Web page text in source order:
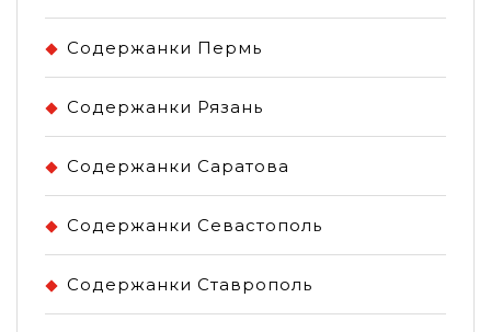
Содержанки Пермь
Содержанки Рязань
Содержанки Саратова
Содержанки Севастополь
Содержанки Ставрополь